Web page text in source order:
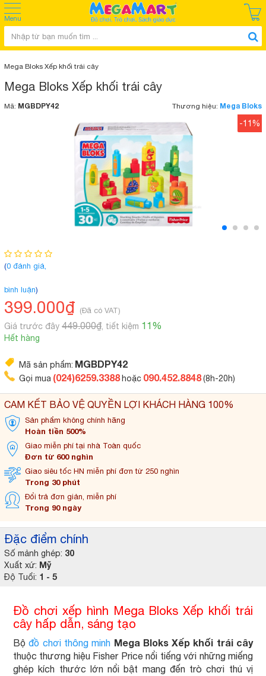
Menu
Mega Bloks Xếp khối trái cây
Mega Bloks Xếp khối trái cây
Mã: MGBDPY42 Thương hiệu: Mega Bloks
-11%
Đặc điểm chính
Số mảnh ghép: 30
Xuất xứ: Mỹ
Độ Tuổi: 1 - 5
(0 đánh giá,
bình luận)
399.000₫ (Đã có VAT)
Giá trước đây 449.000₫ , tiết kiệm 11%
Hết hàng
CAM KẾT BẢO VỆ QUYỀN LỢI KHÁCH HÀNG 100%
Sản phẩm không chính hãng
Hoàn tiền 500%
Giao miễn phí tại nhà Toàn quốc
Đơn từ 600 nghìn
Giao siêu tốc HN miễn phí đơn từ 250 nghìn
Trong 30 phút
Đổi trả đơn giản, miễn phí
Trong 90 ngày
Mã sản phẩm: MGBDPY42
Gọi mua (024)6259.3388 hoặc 090.452.8848(8h-20h)
Đồ chơi xếp hình Mega Bloks Xếp khối trái
cây hấp dẫn, sáng tạo
Bộđồ chơi thông minh Mega Bloks Xếp khối trái cây
thuộc thương hiệu Fisher Price nổi tiếng với những miếng
ghép kích thước lớn nổi bật mang đến trò chơi thú vị